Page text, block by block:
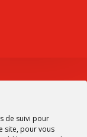
de suivi pour
site, pour vous